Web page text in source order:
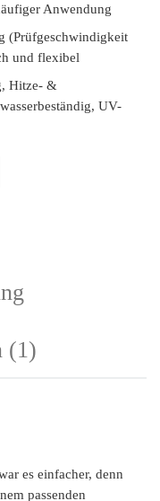
Anwendung
(Prüfgeschwindigkeit
und flexibel
Hitze- &
UV-
(1)
es einfacher, denn
passenden